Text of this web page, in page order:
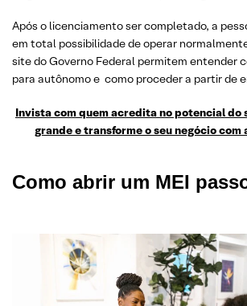
Após o licenciamento ser completado, a
em total possibilidade de operar
site do Governo Federal permitem entender
para autônomo e como proceder a partir de
Invista com quem acredita no potencial do
grande e transforme o seu negócio com
Como abrir um MEI